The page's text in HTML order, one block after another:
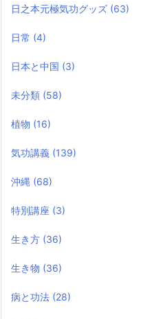
日之本元極気功グッズ (63)
日常 (4)
日本と中国 (3)
未分類 (58)
植物 (16)
気功講義 (139)
沖縄 (68)
特別講座 (3)
生き方 (36)
生き物 (36)
病と功法 (28)